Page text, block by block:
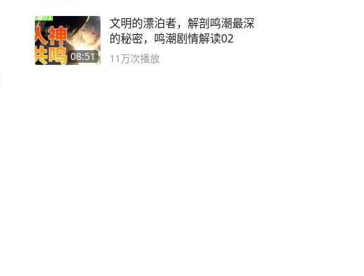
08:51
文明的漂泊者，解剖鸣潮最深
的秘密，鸣潮剧情解读02
11万次播放